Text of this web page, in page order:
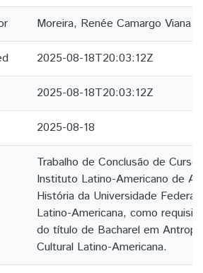
Moreira, Renée Camargo Viana
2025-08-18T20:03:12Z
2025-08-18T20:03:12Z
2025-08-18
Trabalho de Conclusão de
Instituto Latino-Americano de
História da Universidade Federal
Latino-Americana, como
do título de Bacharel em
Cultural Latino-Americana.